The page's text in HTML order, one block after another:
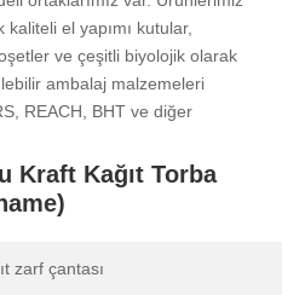
el yapımı kutular,
ve çeşitli biyolojik olarak
ambalaj malzemeleri
REACH, BHT ve diğer
Kraft Kağıt Torba
zarf çantası